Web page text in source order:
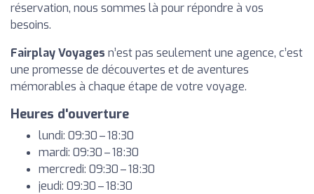
réservation, nous sommes là pour répondre à vos
besoins.
Fairplay Voyages n’est pas seulement une agence, c’est
une promesse de découvertes et de aventures
mémorables à chaque étape de votre voyage.
Heures d'ouverture
lundi: 09:30 – 18:30
mardi: 09:30 – 18:30
mercredi: 09:30 – 18:30
jeudi: 09:30 – 18:30